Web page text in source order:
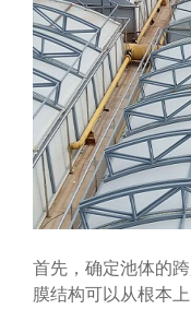
首先，确定池体的
膜结构可以从根本